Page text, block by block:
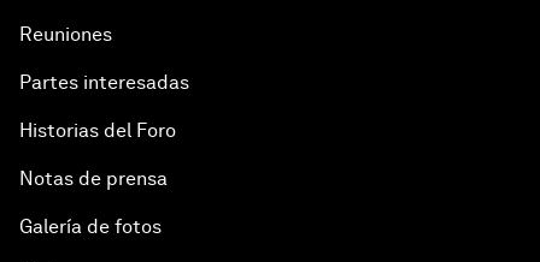
Reuniones
Partes interesadas
Historias del Foro
Notas de prensa
Galería de fotos